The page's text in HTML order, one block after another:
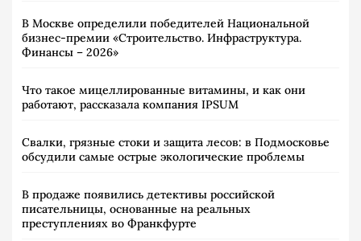
В Москве определили победителей Национальной
бизнес-премии «Строительство. Инфраструктура.
Финансы – 2026»
Что такое мицеллированные витамины, и как они
работают, рассказала компания IPSUM
Свалки, грязные стоки и защита лесов: в Подмосковье
обсудили самые острые экологические проблемы
В продаже появились детективы российской
писательницы, основанные на реальных
преступлениях во Франкфурте